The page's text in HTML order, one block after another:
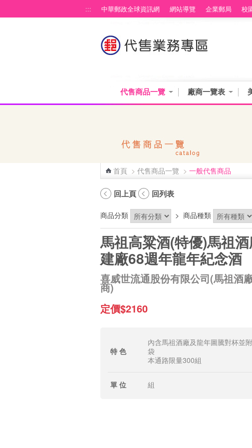
::: 中華郵政全球資訊網 網站導覽 企業郵局 校
代售商品一覽 廠商一覽表
首頁 > 代售商品一覽 > 一般代售商品
回上頁 回列表
商品分類 > 商品種類
馬祖高粱酒(特優)馬祖
建廠68週年龍年紀念酒
喜威世流通股份有限公司(馬祖酒
商)
定價$2160
特 色
內含馬祖酒廠及龍年圖騰對杯並
袋
本通路限量300組
單 位 組